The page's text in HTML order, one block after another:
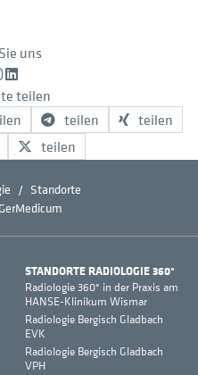
uns
Instagram
LinkedIn
teilen
teilen
teilen
teilen
Standorte
STANDORTE RADIOLOGIE 360°
Radiologie 360° in der Praxis am
HANSE-Klinikum Wismar
Radiologie Bergisch Gladbach
EVK
Radiologie Bergisch Gladbach
VPH